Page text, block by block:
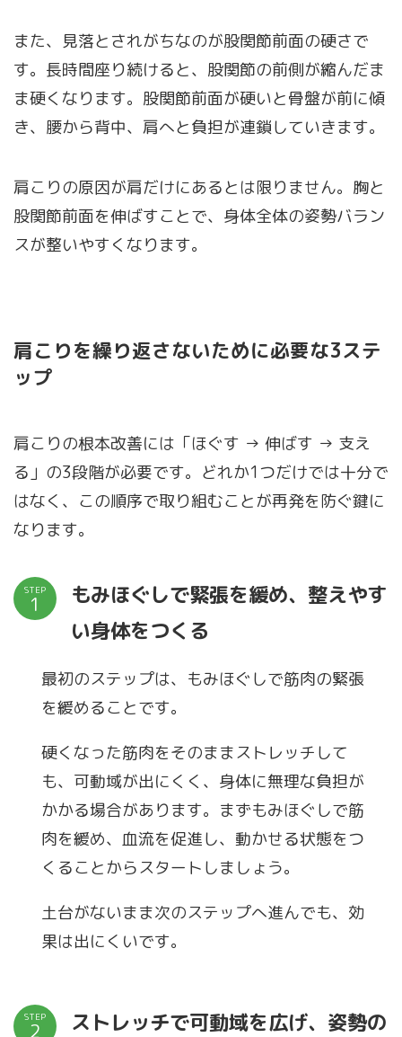
また、見落とされがちなのが股関節前面の硬さで
す。長時間座り続けると、股関節の前側が縮んだま
ま硬くなります。股関節前面が硬いと骨盤が前に傾
き、腰から背中、肩へと負担が連鎖していきます。
肩こりの原因が肩だけにあるとは限りません。胸と
股関節前面を伸ばすことで、身体全体の姿勢バラン
スが整いやすくなります。
肩こりを繰り返さないために必要な3ステ
ップ
肩こりの根本改善には「ほぐす → 伸ばす → 支え
る」の3段階が必要です。どれか1つだけでは十分で
はなく、この順序で取り組むことが再発を防ぐ鍵に
なります。
STEP
もみほぐしで緊張を緩め、整えやす
い身体をつくる
最初のステップは、もみほぐしで筋肉の緊張
を緩めることです。
硬くなった筋肉をそのままストレッチして
も、可動域が出にくく、身体に無理な負担が
かかる場合があります。まずもみほぐしで筋
肉を緩め、血流を促進し、動かせる状態をつ
くることからスタートしましょう。
土台がないまま次のステップへ進んでも、効
果は出にくいです。
STEP
ストレッチで可動域を広げ、姿勢の